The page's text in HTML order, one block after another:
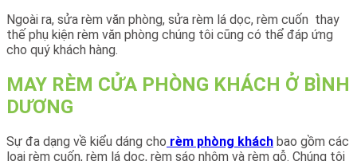
Ngoài ra, sửa rèm văn phòng, sửa rèm lá dọc, rèm cuốn thay
thế phụ kiện rèm văn phòng chúng tôi cũng có thể đáp ứng
cho quý khách hàng.
MAY RÈM CỬA PHÒNG KHÁCH Ở BÌNH
DƯƠNG
Sự đa dạng về kiểu dáng cho rèm phòng khách bao gồm các
loại rèm cuốn, rèm lá dọc, rèm sáo nhôm và rèm gỗ. Chúng tôi